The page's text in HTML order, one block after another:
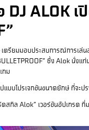
DJ ALOK
เตรียมมอบประสบการณ์การ
ซึ่ง Alok นั่งแ
กม
บบโปรเจกชันขนาดยักษ์ ที่จะ
ดสกิล Alok” เวอร์ชันอัปเกรด